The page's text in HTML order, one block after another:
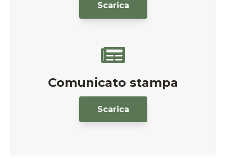
Scarica
Comunicato stampa
Scarica